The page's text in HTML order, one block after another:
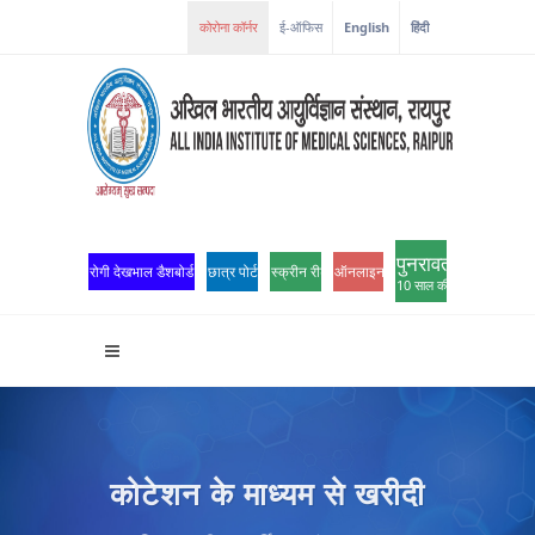
कोरोना कॉर्नर ई-ऑफिस English हिंदी
रोगी देखभाल डैशबोर्ड छात्र पोर्टल स्क्रीन रीडर एक्सेसऑनलाइन ओपीडी पंजीकरण
पुनरावर्तन
10 साल की उत्कृष्टता
कोटेशन के माध्यम से खरीदी